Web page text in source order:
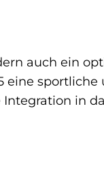
auch ein
sportliche
in